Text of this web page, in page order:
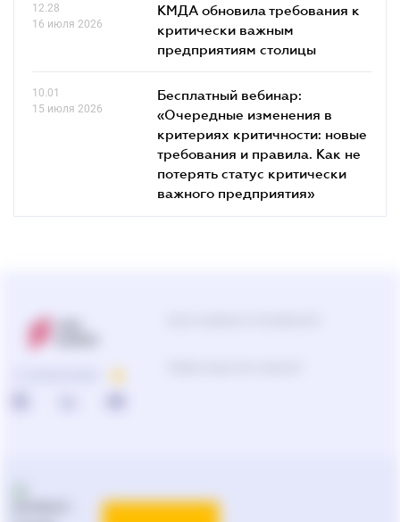
12.28
16 июля 2026
КМДА обновила требования к
критически важным
предприятиям столицы
10.01
15 июля 2026
Бесплатный вебинар:
«Очередные изменения в
критериях критичности: новые
требования и правила. Как не
потерять статус критически
важного предприятия»